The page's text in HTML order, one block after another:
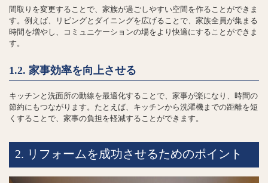
間取りを変更することで、家族が過ごしやすい空間を作ることができま
す。例えば、リビングとダイニングを広げることで、家族全員が集まる
時間を増やし、コミュニケーションの場をより快適にすることができま
す。
1.2. 家事効率を向上させる
キッチンと洗面所の動線を最適化することで、家事が楽になり、時間の
節約にもつながります。たとえば、キッチンから洗濯機までの距離を短
くすることで、家事の負担を軽減することができます。
2. リフォームを成功させるためのポイント